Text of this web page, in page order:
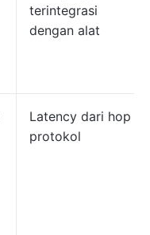
terintegrasi
dengan alat
Latency dari hop
protokol